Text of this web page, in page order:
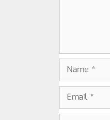
Name
Email